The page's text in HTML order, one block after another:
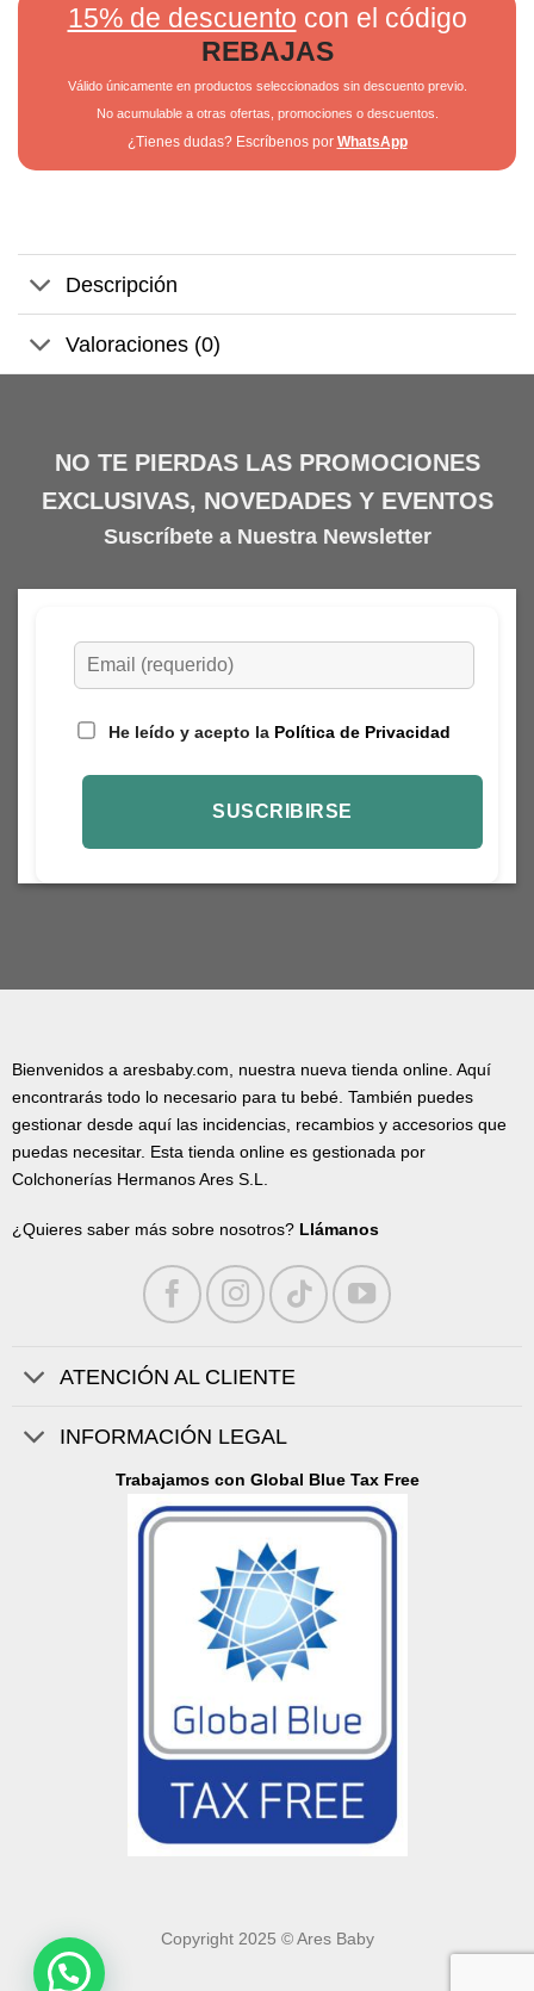
15% de descuento con el código
REBAJAS
Válido únicamente en productos seleccionados sin descuento previo.
No acumulable a otras ofertas, promociones o descuentos.
¿Tienes dudas? Escríbenos por WhatsApp
Descripción
Valoraciones (0)
NO TE PIERDAS LAS PROMOCIONES
EXCLUSIVAS, NOVEDADES Y EVENTOS
Suscríbete a Nuestra Newsletter
He leído y acepto la Política de Privacidad
Bienvenidos a aresbaby.com, nuestra nueva tienda online. Aquí
encontrarás todo lo necesario para tu bebé. También puedes
gestionar desde aquí las incidencias, recambios y accesorios que
puedas necesitar. Esta tienda online es gestionada por
Colchonerías Hermanos Ares S.L.
¿Quieres saber más sobre nosotros? Llámanos
ATENCIÓN AL CLIENTE
INFORMACIÓN LEGAL
Trabajamos con Global Blue Tax Free
Copyright 2025 © Ares Baby